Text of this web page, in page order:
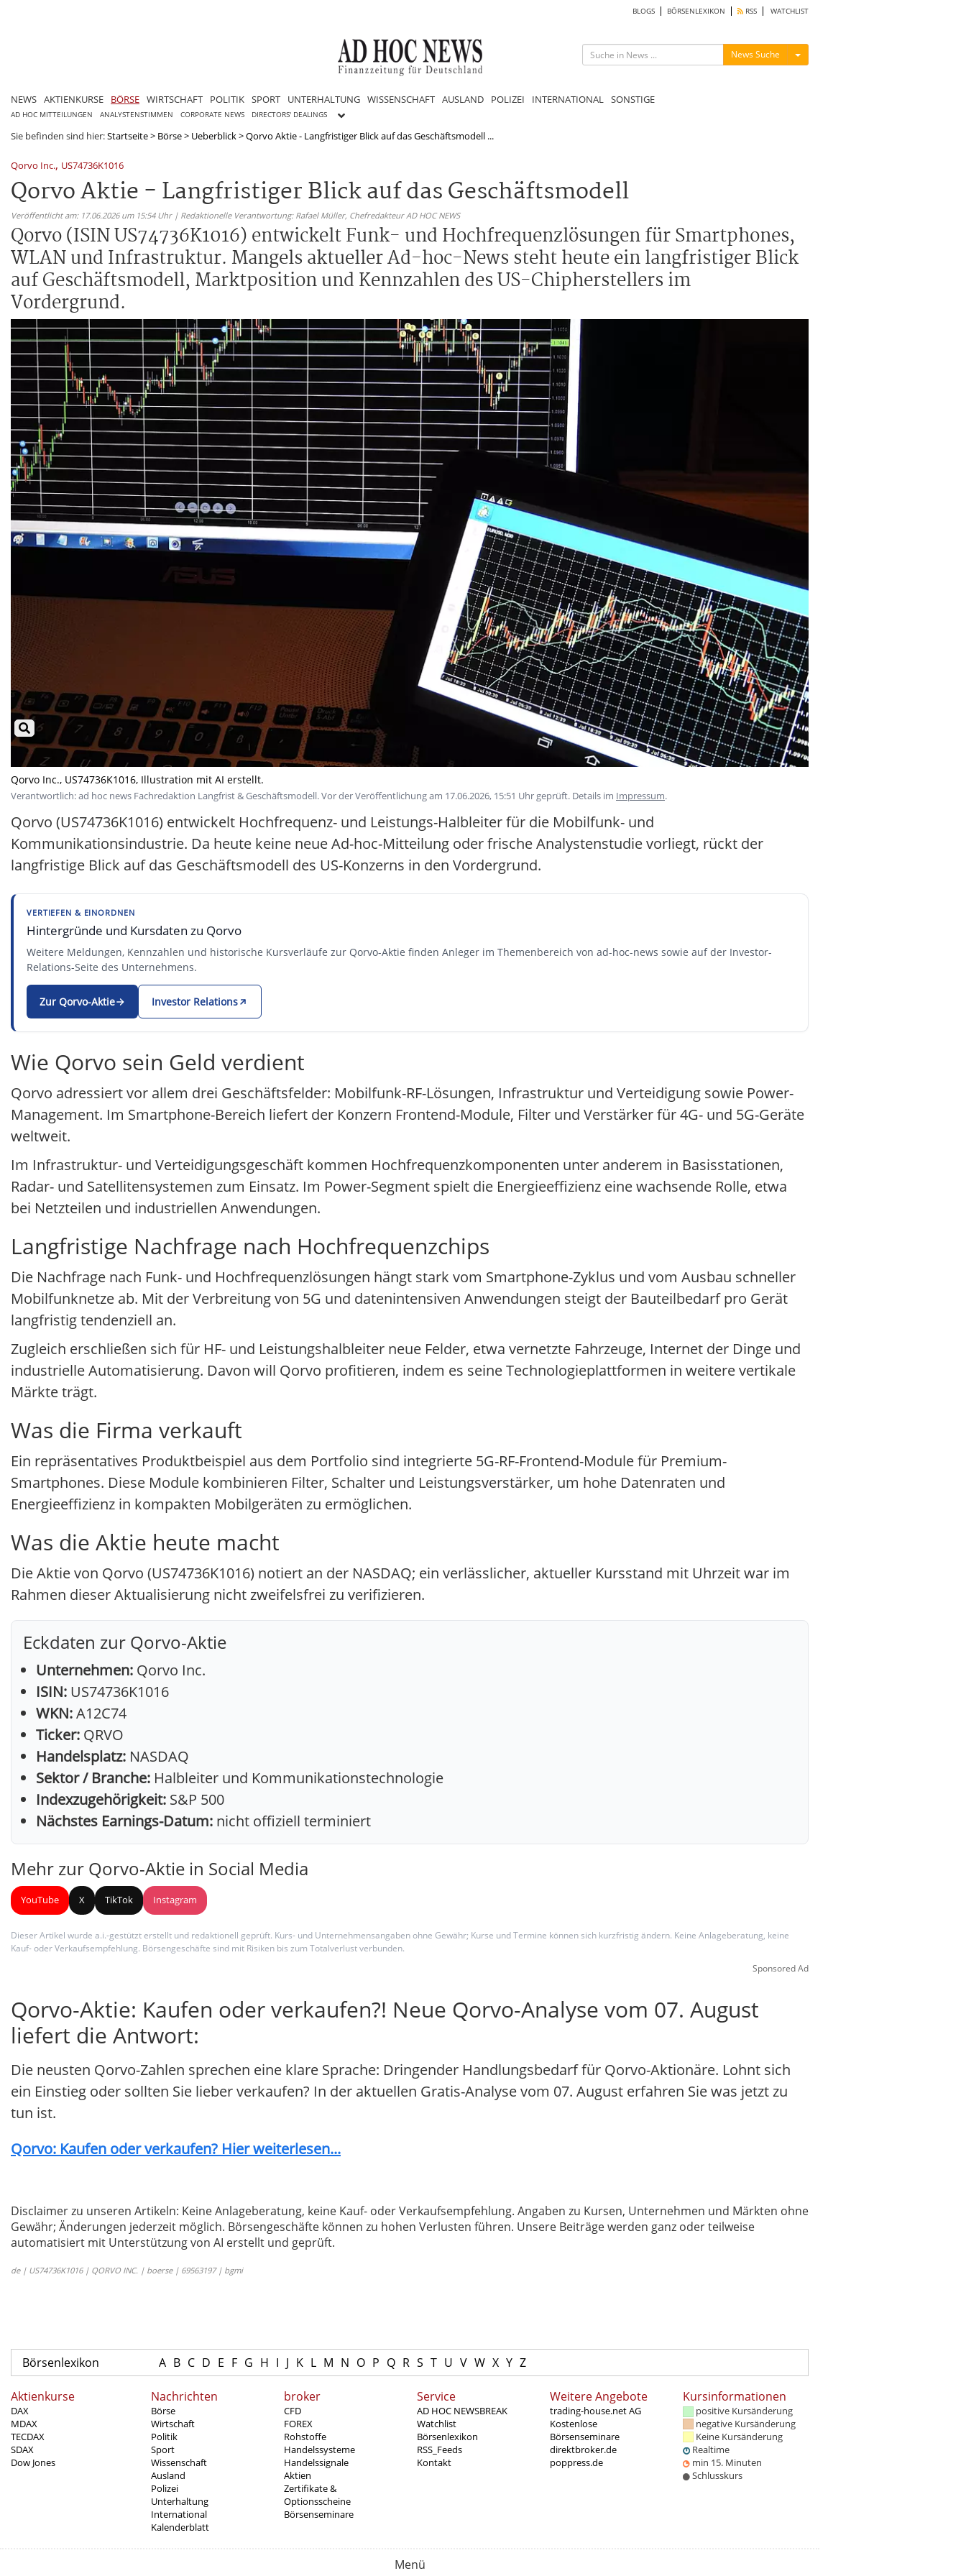
BLOGS BÖRSENLEXIKON RSS WATCHLIST
News Suche Menü ein-/ausblenden
NEWS AKTIENKURSE BÖRSE WIRTSCHAFT POLITIK SPORT UNTERHALTUNG WISSENSCHAFT AUSLAND POLIZEI INTERNATIONAL SONSTIGE
AD HOC MITTEILUNGEN ANALYSTENSTIMMEN CORPORATE NEWS DIRECTORS' DEALINGS
Sie befinden sind hier:Startseite> Börse> Ueberblick>Qorvo Aktie - Langfristiger Blick auf das Geschäftsmodell ...
Qorvo Inc., US74736K1016
Qorvo Aktie - Langfristiger Blick auf das Geschäftsmodell
Veröffentlicht am: 17.06.2026 um 15:54 Uhr | Redaktionelle Verantwortung: Rafael Müller, Chefredakteur AD HOC NEWS
Qorvo (ISIN US74736K1016) entwickelt Funk- und Hochfrequenzlösungen für Smartphones,
WLAN und Infrastruktur. Mangels aktueller Ad-hoc-News steht heute ein langfristiger Blick
auf Geschäftsmodell, Marktposition und Kennzahlen des US-Chipherstellers im
Vordergrund.
Qorvo Inc., US74736K1016, Illustration mit AI erstellt.
Verantwortlich: ad hoc news Fachredaktion Langfrist & Geschäftsmodell. Vor der Veröffentlichung am 17.06.2026, 15:51 Uhr geprüft. Details im Impressum.
Qorvo (US74736K1016) entwickelt Hochfrequenz- und Leistungs-Halbleiter für die Mobilfunk- und
Kommunikationsindustrie. Da heute keine neue Ad-hoc-Mitteilung oder frische Analystenstudie vorliegt, rückt der
langfristige Blick auf das Geschäftsmodell des US-Konzerns in den Vordergrund.
VERTIEFEN & EINORDNEN
Hintergründe und Kursdaten zu Qorvo
Weitere Meldungen, Kennzahlen und historische Kursverläufe zur Qorvo-Aktie finden Anleger im Themenbereich von ad-hoc-news sowie auf der Investor-
Relations-Seite des Unternehmens.
Zur Qorvo-Aktie Investor Relations
Wie Qorvo sein Geld verdient
Qorvo adressiert vor allem drei Geschäftsfelder: Mobilfunk-RF-Lösungen, Infrastruktur und Verteidigung sowie Power-
Management. Im Smartphone-Bereich liefert der Konzern Frontend-Module, Filter und Verstärker für 4G- und 5G-Geräte
weltweit.
Im Infrastruktur- und Verteidigungsgeschäft kommen Hochfrequenzkomponenten unter anderem in Basisstationen,
Radar- und Satellitensystemen zum Einsatz. Im Power-Segment spielt die Energieeffizienz eine wachsende Rolle, etwa
bei Netzteilen und industriellen Anwendungen.
Langfristige Nachfrage nach Hochfrequenzchips
Die Nachfrage nach Funk- und Hochfrequenzlösungen hängt stark vom Smartphone-Zyklus und vom Ausbau schneller
Mobilfunknetze ab. Mit der Verbreitung von 5G und datenintensiven Anwendungen steigt der Bauteilbedarf pro Gerät
langfristig tendenziell an.
Zugleich erschließen sich für HF- und Leistungshalbleiter neue Felder, etwa vernetzte Fahrzeuge, Internet der Dinge und
industrielle Automatisierung. Davon will Qorvo profitieren, indem es seine Technologieplattformen in weitere vertikale
Märkte trägt.
Was die Firma verkauft
Ein repräsentatives Produktbeispiel aus dem Portfolio sind integrierte 5G-RF-Frontend-Module für Premium-
Smartphones. Diese Module kombinieren Filter, Schalter und Leistungsverstärker, um hohe Datenraten und
Energieeffizienz in kompakten Mobilgeräten zu ermöglichen.
Was die Aktie heute macht
Die Aktie von Qorvo (US74736K1016) notiert an der NASDAQ; ein verlässlicher, aktueller Kursstand mit Uhrzeit war im
Rahmen dieser Aktualisierung nicht zweifelsfrei zu verifizieren.
Eckdaten zur Qorvo-Aktie
Unternehmen: Qorvo Inc.
ISIN: US74736K1016
WKN:A12C74
Ticker: QRVO
Handelsplatz: NASDAQ
Sektor / Branche: Halbleiter und Kommunikationstechnologie
Indexzugehörigkeit: S&P 500
Nächstes Earnings-Datum: nicht offiziell terminiert
Mehr zur Qorvo-Aktie in Social Media
YouTube X TikTok Instagram
Dieser Artikel wurde a.i.-gestützt erstellt und redaktionell geprüft. Kurs- und Unternehmensangaben ohne Gewähr; Kurse und Termine können sich kurzfristig ändern. Keine Anlageberatung, keine
Kauf- oder Verkaufsempfehlung. Börsengeschäfte sind mit Risiken bis zum Totalverlust verbunden.
Sponsored Ad
Qorvo-Aktie: Kaufen oder verkaufen?! Neue Qorvo-Analyse vom 07. August
liefert die Antwort:
Die neusten Qorvo-Zahlen sprechen eine klare Sprache: Dringender Handlungsbedarf für Qorvo-Aktionäre. Lohnt sich
ein Einstieg oder sollten Sie lieber verkaufen? In der aktuellen Gratis-Analyse vom 07. August erfahren Sie was jetzt zu
tun ist.
Qorvo: Kaufen oder verkaufen? Hier weiterlesen...
Disclaimer zu unseren Artikeln: Keine Anlageberatung, keine Kauf- oder Verkaufsempfehlung. Angaben zu Kursen, Unternehmen und Märkten ohne
Gewähr; Änderungen jederzeit möglich. Börsengeschäfte können zu hohen Verlusten führen. Unsere Beiträge werden ganz oder teilweise
automatisiert mit Unterstützung von AI erstellt und geprüft.
de | US74736K1016 | QORVO INC. | boerse | 69563197 | bgmi
Börsenlexikon A B C D E F G H I J K L M N O P Q R S T U V W X Y Z
Aktienkurse
DAX
MDAX
TECDAX
SDAX
Dow Jones
Nachrichten
Börse
Wirtschaft
Politik
Sport
Wissenschaft
Ausland
Polizei
Unterhaltung
International
Kalenderblatt
broker
CFD
FOREX
Rohstoffe
Handelssysteme
Handelssignale
Aktien
Zertifikate &
Optionsscheine
Börsenseminare
Service
AD HOC NEWSBREAK
Watchlist
Börsenlexikon
RSS_Feeds
Kontakt
Weitere Angebote
trading-house.net AG
Kostenlose
Börsenseminare
direktbroker.de
poppress.de
Kursinformationen
positive Kursänderung
negative Kursänderung
Keine Kursänderung
Realtime
min 15. Minuten
Schlusskurs
Menü